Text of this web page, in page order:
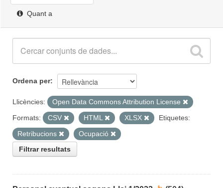
Quant a
Ordena per
Llicències:
Open Data Commons Attribution License
Formats:
CSV HTML XLSX
Etiquetes:
Retribucions
Ocupació
Filtrar resultats